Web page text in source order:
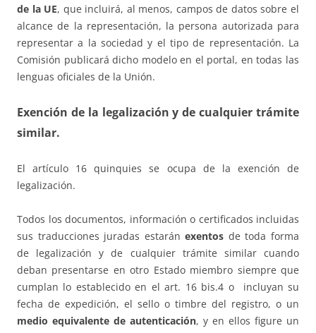
de la UE, que incluirá, al menos, campos de datos sobre el
alcance de la representación, la persona autorizada para
representar a la sociedad y el tipo de representación. La
Comisión publicará dicho modelo en el portal, en todas las
lenguas oficiales de la Unión.
Exención de la legalización y de cualquier trámite
similar.
El artículo 16 quinquies se ocupa de la exención de
legalización.
Todos los documentos, información o certificados incluidas
sus traducciones juradas estaránexentos de toda forma
de legalización y de cualquier trámite similar cuando
deban presentarse en otro Estado miembro siempre que
cumplan lo establecido en el art. 16 bis.4 o incluyan su
fecha de expedición, el sello o timbre del registro, o un
medio equivalente de autenticación, y en ellos figure un